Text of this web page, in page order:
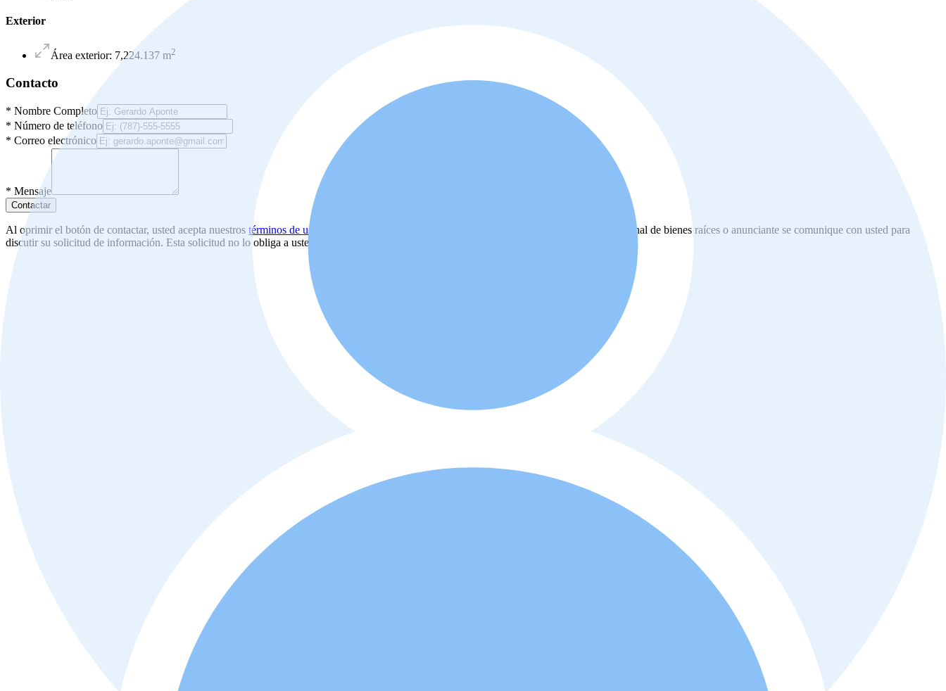
Exterior
Área exterior: 7,224.137 m2
Contacto
* Nombre Completo
* Número de teléfono
* Correo electrónico
* Mensaje
Contactar
Al oprimir el botón de contactar, usted acepta nuestros términos de uso
. Además, usted está de acuerdo que el profesional de bienes raíces o anunciante se comunique con usted para
discutir su solicitud de información. Esta solicitud no lo obliga a usted a comprar o alquilar la propiedad.